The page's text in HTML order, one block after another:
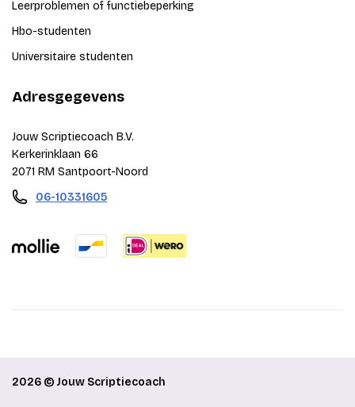
Leerproblemen of functiebeperking
Hbo-studenten
Universitaire studenten
Adresgegevens
Jouw Scriptiecoach B.V.
Kerkerinklaan 66
2071 RM Santpoort-Noord
06-10331605
2026 © Jouw Scriptiecoach